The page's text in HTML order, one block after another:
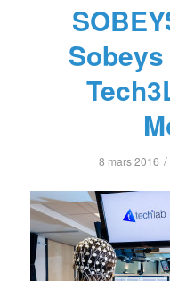
8 mars 2016 /